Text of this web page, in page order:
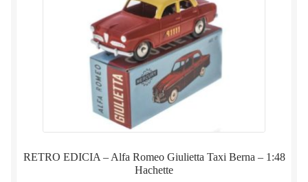
RETRO EDICIA – Alfa Romeo Giulietta Taxi Berna – 1:48
Hachette